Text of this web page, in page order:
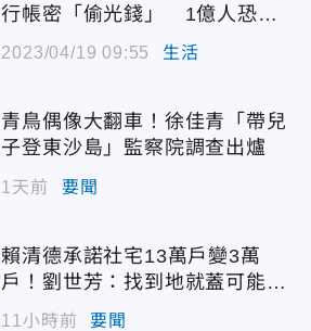
行帳密「偷光錢」 1億人恐被
2023/04/19 09:55 生活
青鳥偶像大翻車！徐佳青「帶兒
子登東沙島」監察院調查出爐
1天前 要聞
賴清德承諾社宅13萬戶變3萬
戶！劉世芳：找到地就蓋可能變
空餘屋
11小時前 要聞